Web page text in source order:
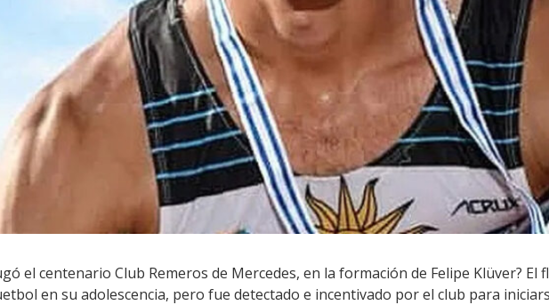
el centenario Club Remeros de Mercedes, en la formación de Felipe Klüver? El
en su adolescencia, pero fue detectado e incentivado por el club para